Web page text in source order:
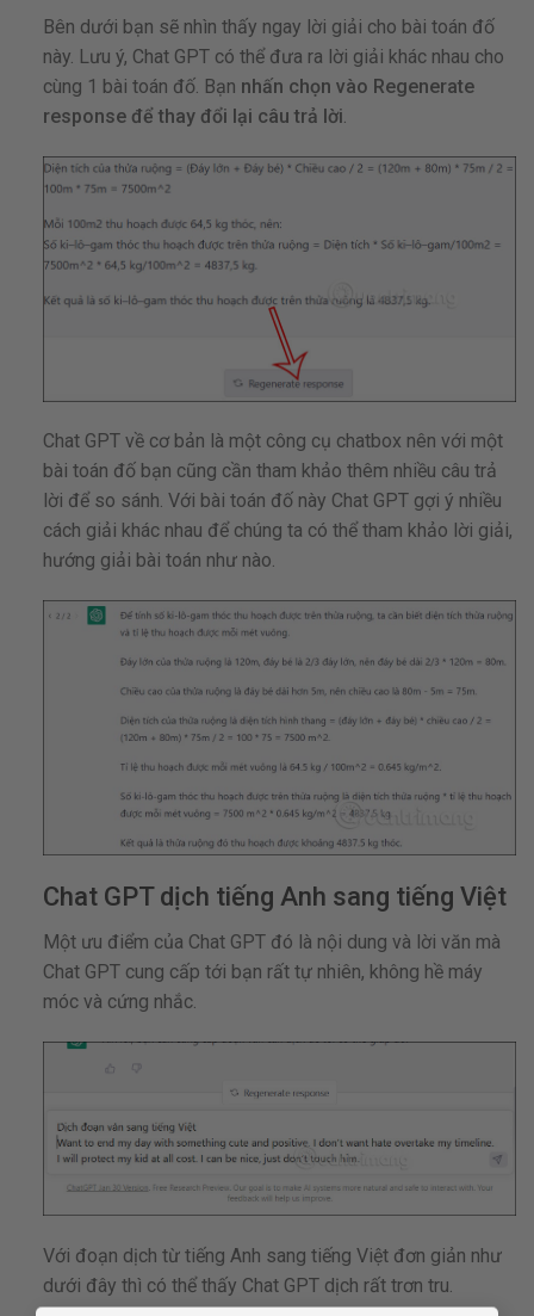
Bên dưới bạn sẽ nhìn thấy ngay lời giải cho bài toán đố
này. Lưu ý, Chat GPT có thể đưa ra lời giải khác nhau cho
cùng 1 bài toán đố. Bạn nhấn chọn vào Regenerate
response để thay đổi lại câu trả lời.
Chat GPT về cơ bản là một công cụ chatbox nên với một
bài toán đố bạn cũng cần tham khảo thêm nhiều câu trả
lời để so sánh. Với bài toán đố này Chat GPT gợi ý nhiều
cách giải khác nhau để chúng ta có thể tham khảo lời giải,
hướng giải bài toán như nào.
Chat GPT dịch tiếng Anh sang tiếng Việt
Một ưu điểm của Chat GPT đó là nội dung và lời văn mà
Chat GPT cung cấp tới bạn rất tự nhiên, không hề máy
móc và cứng nhắc.
Với đoạn dịch từ tiếng Anh sang tiếng Việt đơn giản như
dưới đây thì có thể thấy Chat GPT dịch rất trơn tru.